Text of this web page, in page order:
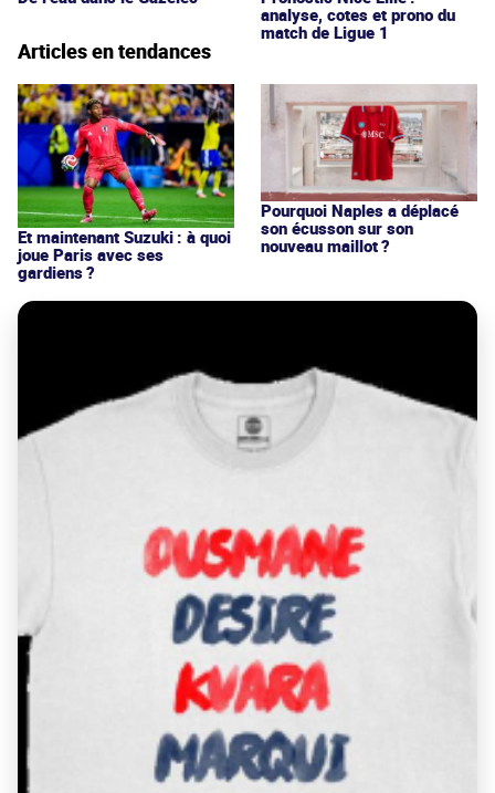
analyse, cotes et prono du
match de Ligue 1
Articles en tendances
Et maintenant Suzuki : à quoi
joue Paris avec ses
gardiens ?
Pourquoi Naples a déplacé
son écusson sur son
nouveau maillot ?